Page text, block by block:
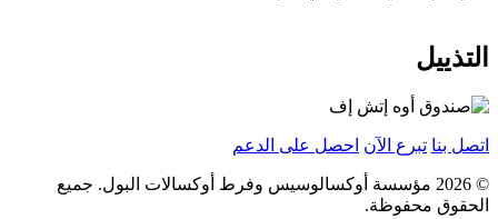
التذييل
اتصل بنا تبرع الآن احصل على الدعم
© 2026 مؤسسة أوكسالوسيس وفرط أوكسالات البول. جميع
الحقوق محفوظة.